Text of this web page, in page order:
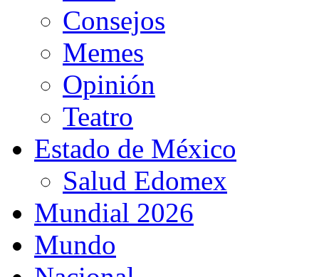
Consejos
Memes
Opinión
Teatro
Estado de México
Salud Edomex
Mundial 2026
Mundo